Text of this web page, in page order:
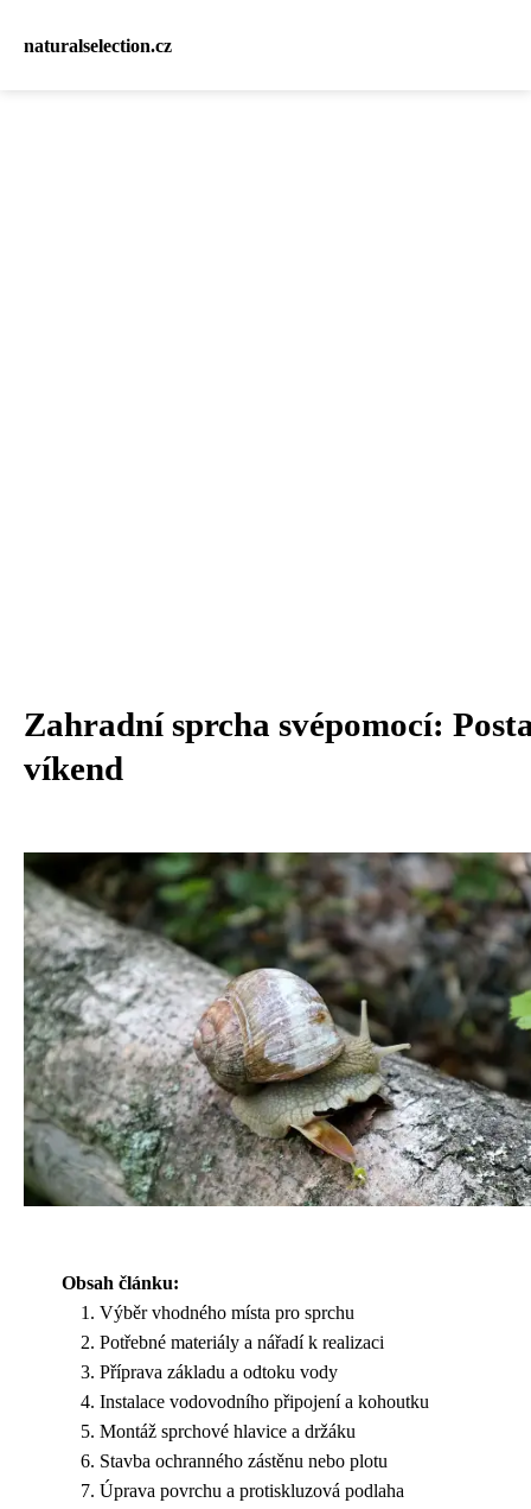
naturalselection.cz
Zahradní sprcha svépomocí:
víkend
Obsah článku:
Výběr vhodného místa pro sprchu
Potřebné materiály a nářadí k realizaci
Příprava základu a odtoku vody
Instalace vodovodního připojení a kohoutku
Montáž sprchové hlavice a držáku
Stavba ochranného zástěnu nebo plotu
Úprava povrchu a protiskluzová podlaha